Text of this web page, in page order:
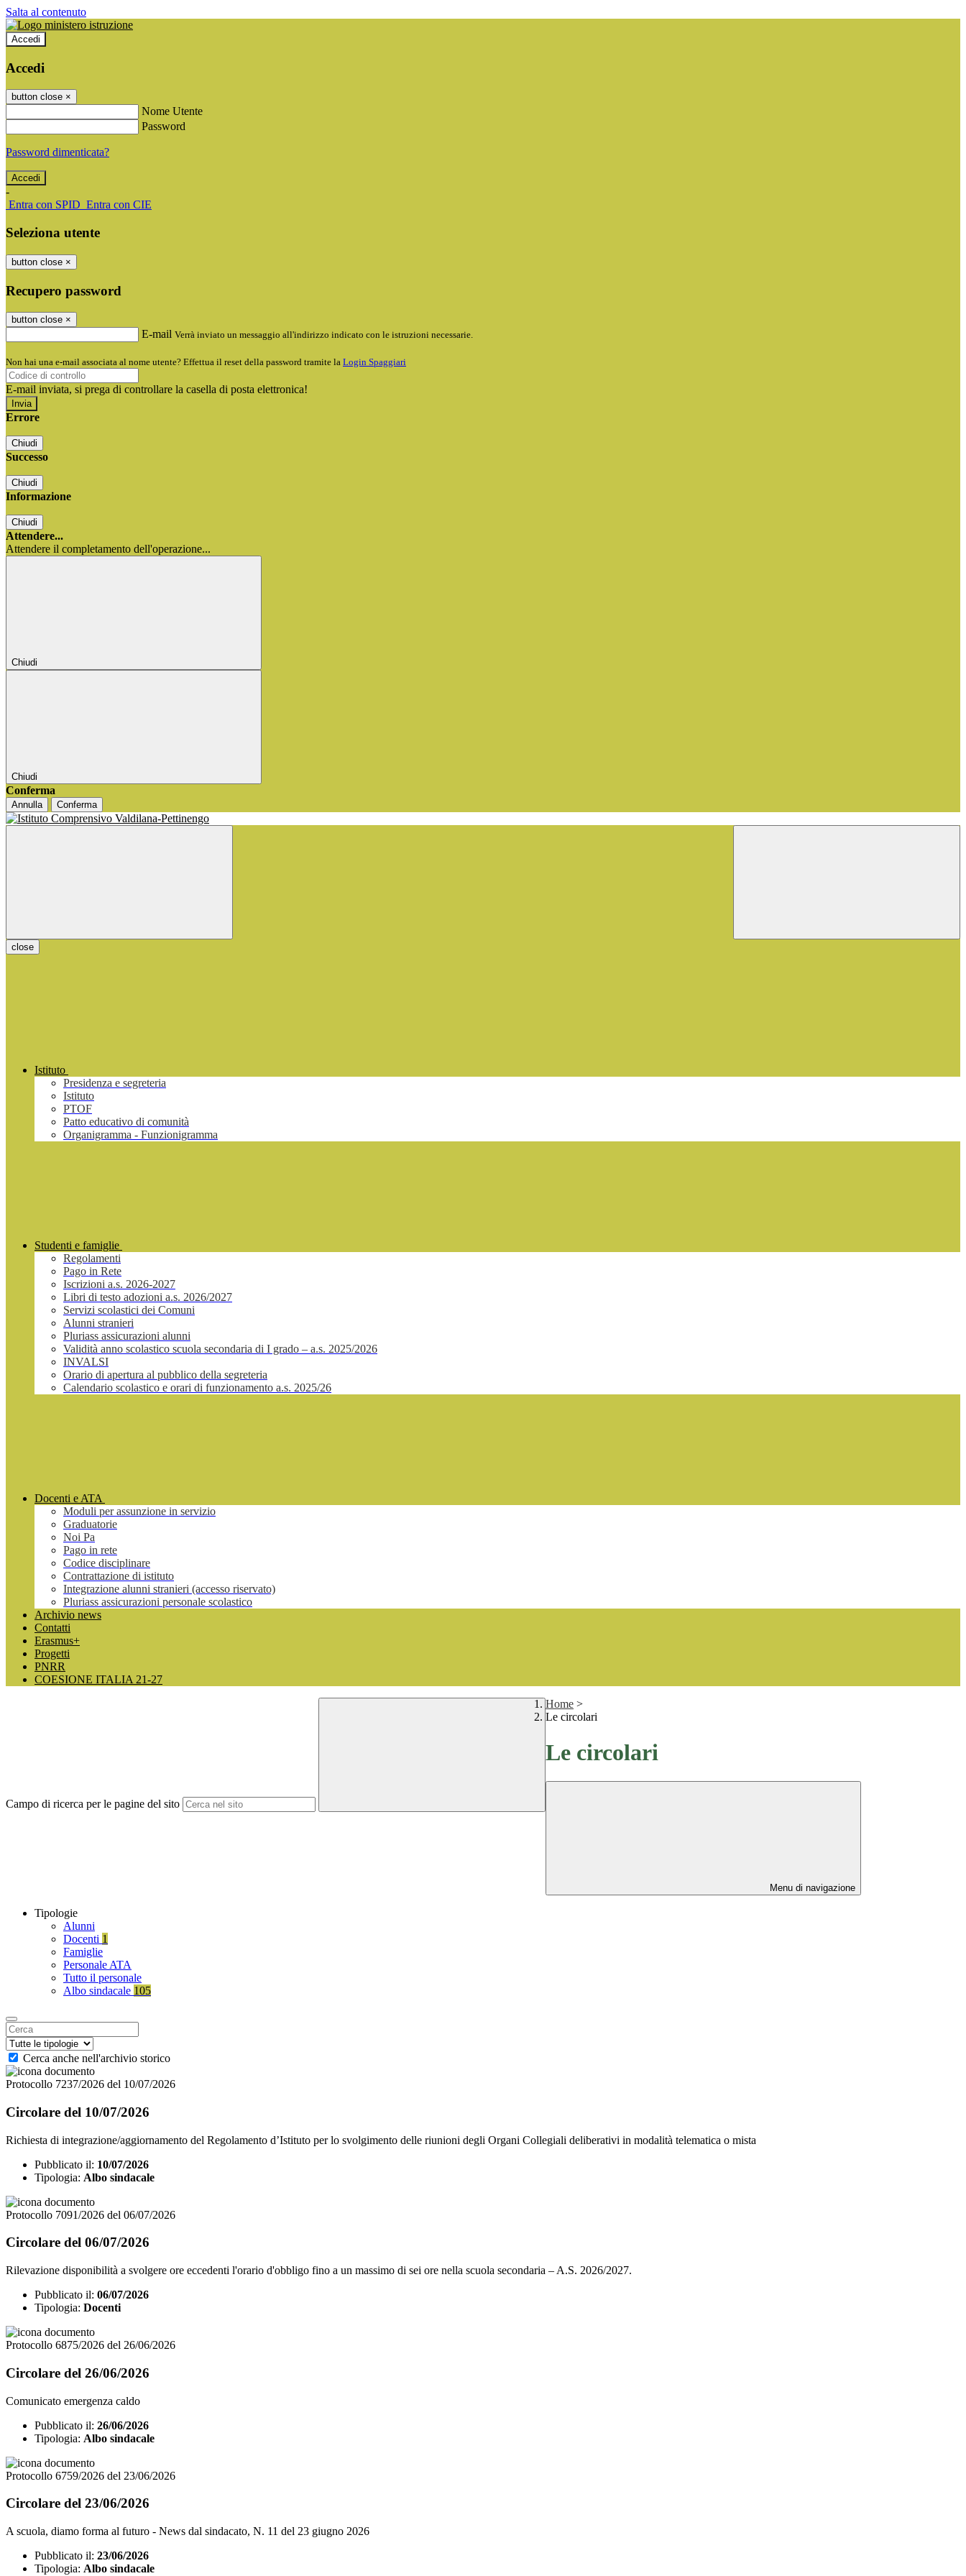
Salta al contenuto
Accedi
Accedi
button close ×
Nome Utente
Password
Password dimenticata?
-
Entra con SPID Entra con CIE
Seleziona utente
button close ×
Recupero password
button close ×
E-mail Verrà inviato un messaggio all'indirizzo indicato con le istruzioni necessarie.
Non hai una e-mail associata al nome utente? Effettua il reset della password tramite la Login Spaggiari
E-mail inviata, si prega di controllare la casella di posta elettronica!
Errore
Chiudi
Successo
Chiudi
Informazione
Chiudi
Attendere...
Attendere il completamento dell'operazione...
Chiudi
Chiudi
Conferma
Annulla Conferma
close
Istituto
Presidenza e segreteria
Istituto
PTOF
Patto educativo di comunità
Organigramma - Funzionigramma
Studenti e famiglie
Regolamenti
Pago in Rete
Iscrizioni a.s. 2026-2027
Libri di testo adozioni a.s. 2026/2027
Servizi scolastici dei Comuni
Alunni stranieri
Pluriass assicurazioni alunni
Validità anno scolastico scuola secondaria di I grado – a.s. 2025/2026
INVALSI
Orario di apertura al pubblico della segreteria
Calendario scolastico e orari di funzionamento a.s. 2025/26
Docenti e ATA
Moduli per assunzione in servizio
Graduatorie
Noi Pa
Pago in rete
Codice disciplinare
Contrattazione di istituto
Integrazione alunni stranieri (accesso riservato)
Pluriass assicurazioni personale scolastico
Archivio news
Contatti
Erasmus+
Progetti
PNRR
COESIONE ITALIA 21-27
Campo di ricerca per le pagine del sito
Home >
Le circolari
Le circolari
Menu di navigazione
Tipologie
Alunni
Docenti 1
Famiglie
Personale ATA
Tutto il personale
Albo sindacale 105
Cerca anche nell'archivio storico
Protocollo 7237/2026 del 10/07/2026
Circolare del 10/07/2026
Richiesta di integrazione/aggiornamento del Regolamento d’Istituto per lo svolgimento delle riunioni degli Organi Collegiali deliberativi in modalità telematica o mista
Pubblicato il: 10/07/2026
Tipologia: Albo sindacale
Protocollo 7091/2026 del 06/07/2026
Circolare del 06/07/2026
Rilevazione disponibilità a svolgere ore eccedenti l'orario d'obbligo fino a un massimo di sei ore nella scuola secondaria – A.S. 2026/2027.
Pubblicato il: 06/07/2026
Tipologia: Docenti
Protocollo 6875/2026 del 26/06/2026
Circolare del 26/06/2026
Comunicato emergenza caldo
Pubblicato il: 26/06/2026
Tipologia: Albo sindacale
Protocollo 6759/2026 del 23/06/2026
Circolare del 23/06/2026
A scuola, diamo forma al futuro - News dal sindacato, N. 11 del 23 giugno 2026
Pubblicato il: 23/06/2026
Tipologia: Albo sindacale